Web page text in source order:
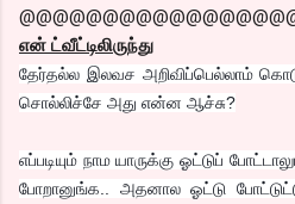
என் ட்வீட்டிலிருந்து
தேர்தல்ல இலவச அறிவிப்பெல்லாம்
சொல்லிச்சே அது என்ன ஆச்சு?
எப்படியும் நாம யாருக்கு ஓட்டுப்
போறானுங்க.. அதனால ஓட்டு